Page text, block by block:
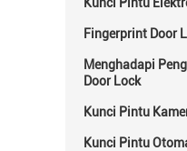
Fingerprint Door
Menghadapi
Door Lock
Kunci Pintu
Kunci Pintu